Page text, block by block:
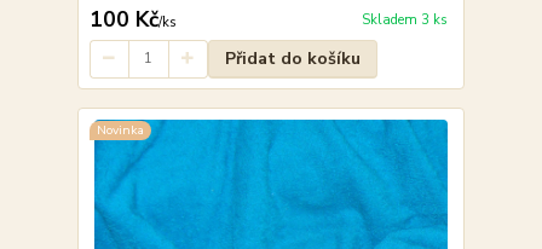
100 Kč/ks Skladem 3 ks
Přidat do košíku
Novinka